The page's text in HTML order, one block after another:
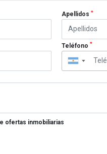
Apellidos *
Teléfono *
▼
ofertas inmobiliarias